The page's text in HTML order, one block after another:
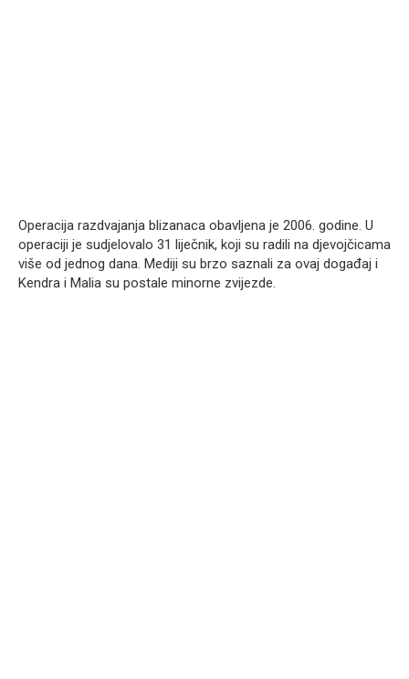
Operacija razdvajanja blizanaca obavljena je 2006. godine. U
operaciji je sudjelovalo 31 liječnik, koji su radili na djevojčicama
više od jednog dana. Mediji su brzo saznali za ovaj događaj i
Kendra i Malia su postale minorne zvijezde.